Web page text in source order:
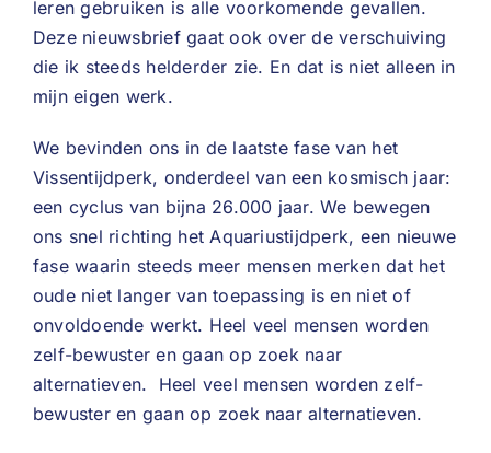
leren gebruiken is alle voorkomende gevallen.
Deze nieuwsbrief gaat ook over de verschuiving
die ik steeds helderder zie. En dat is niet alleen in
mijn eigen werk.
We bevinden ons in de laatste fase van het
Vissentijdperk, onderdeel van een kosmisch jaar:
een cyclus van bijna 26.000 jaar. We bewegen
ons snel richting het Aquariustijdperk, een nieuwe
fase waarin steeds meer mensen merken dat het
oude niet langer van toepassing is en niet of
onvoldoende werkt. Heel veel mensen worden
zelf-bewuster en gaan op zoek naar
alternatieven. Heel veel mensen worden zelf-
bewuster en gaan op zoek naar alternatieven.